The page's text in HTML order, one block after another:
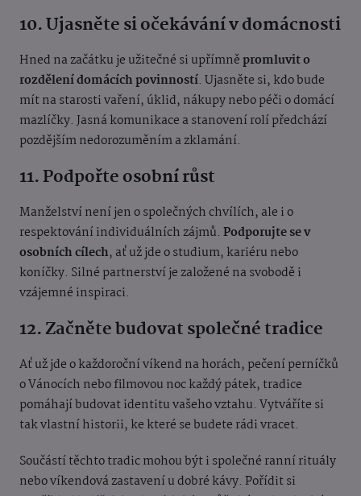
10. Ujasněte si očekávání v domácnosti
Hned na začátku je užitečné si upřímně promluvit o
rozdělení domácích povinností. Ujasněte si, kdo bude
mít na starosti vaření, úklid, nákupy nebo péči o domácí
mazlíčky. Jasná komunikace a stanovení rolí předchází
pozdějším nedorozuměním a zklamání.
11. Podpořte osobní růst
Manželství není jen o společných chvílích, ale i o
respektování individuálních zájmů. Podporujte se v
osobních cílech, ať už jde o studium, kariéru nebo
koníčky. Silné partnerství je založené na svobodě i
vzájemné inspiraci.
12. Začněte budovat společné tradice
Ať už jde o každoroční víkend na horách, pečení perníčků
o Vánocích nebo filmovou noc každý pátek, tradice
pomáhají budovat identitu vašeho vztahu. Vytváříte si
tak vlastní historii, ke které se budete rádi vracet.
Součástí těchto tradic mohou být i společné ranní rituály
nebo víkendová zastavení u dobré kávy. Pořídit si